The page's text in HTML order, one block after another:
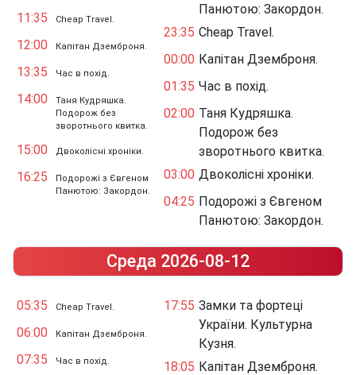
11:35 Cheap Travel.
12:00 Капітан Дземброня.
13:35 Час в похід.
14:00
Таня Кудряшка.
Подорож без
зворотнього квитка.
15:00 Двоколісні хроніки.
16:25
Подорожі з Євгеном
Панютою: Закордон.
Панютою: Закордон.
23:35 Cheap Travel.
00:00 Капітан Дземброня.
01:35 Час в похід.
02:00 Таня Кудряшка.
Подорож без
зворотнього квитка.
03:00 Двоколісні хроніки.
04:25 Подорожі з Євгеном
Панютою: Закордон.
Среда 2026-08-12
05:35 Cheap Travel.
06:00 Капітан Дземброня.
07:35 Час в похід.
17:55 Замки та фортеці
України. Культурна
Кузня.
18:05 Капітан Дземброня.